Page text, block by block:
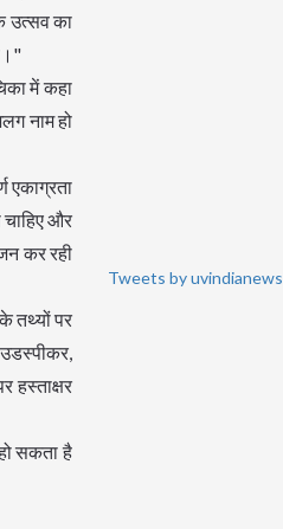
उत्सव का
में कहा
नाम हो
एकाग्रता
और
कर रही
तथ्यों पर
हस्ताक्षर
सकता है
Tweets by uvindianews